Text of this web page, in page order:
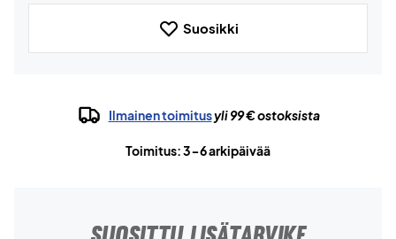
Suosikki
Ilmainen toimitusyli 99 € ostoksista
Toimitus: 3-6 arkipäivää